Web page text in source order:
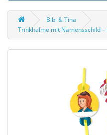
Bibi & Tina
Trinkhalme mit Namensschild –